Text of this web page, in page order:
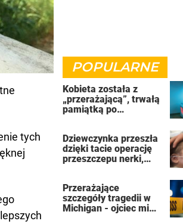
tych
POPULARNE
Kobieta została z
„przerażającą”, trwałą
pamiątką po
Dziewczynka przeszła
dzięki tacie operację
przeszczepu nerki,
Przerażające
szczegóły tragedii w
Michigan - ojciec miał